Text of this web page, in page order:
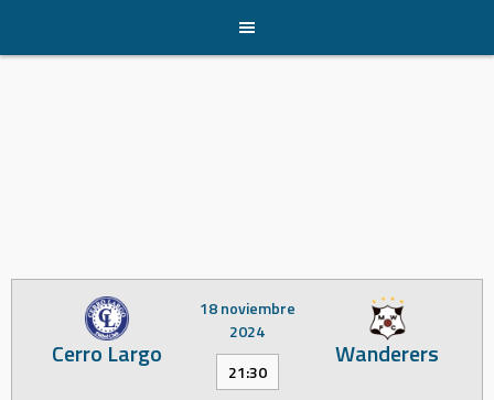
content
Cerro Largo Wanderers
18 noviembre
2024
21:30